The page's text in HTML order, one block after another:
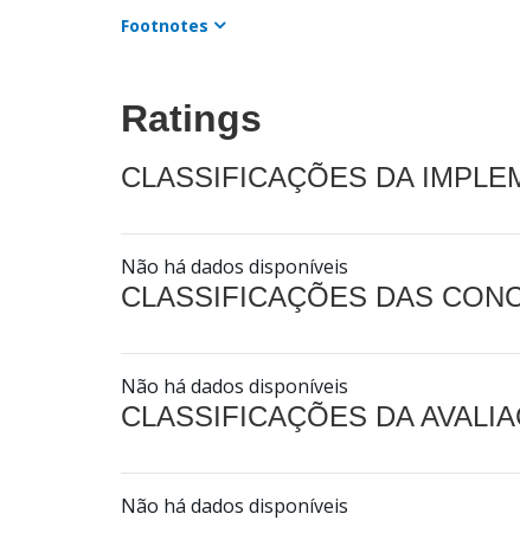
Footnotes
Ratings
CLASSIFICAÇÕES DA
Não há dados disponíveis
CLASSIFICAÇÕES DAS
Não há dados disponíveis
CLASSIFICAÇÕES DA
Não há dados disponíveis